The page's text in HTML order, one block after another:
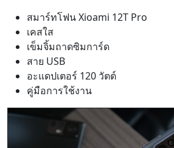
สมาร์ทโฟน Xioami 12T Pro
เคสใส
เข็มจิ้มถาดซิมการ์ด
สาย USB
อะแดปเตอร์ 120 วัตต์
คู่มือการใช้งาน